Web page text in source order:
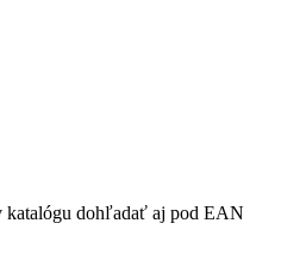
katalógu dohľadať aj pod EAN